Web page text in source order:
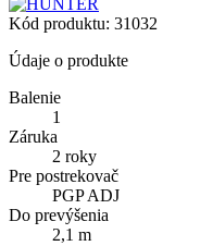
Kód produktu: 31032
Údaje o produkte
Balenie
1
Záruka
2 roky
Pre postrekovač
PGP ADJ
Do prevýšenia
2,1 m